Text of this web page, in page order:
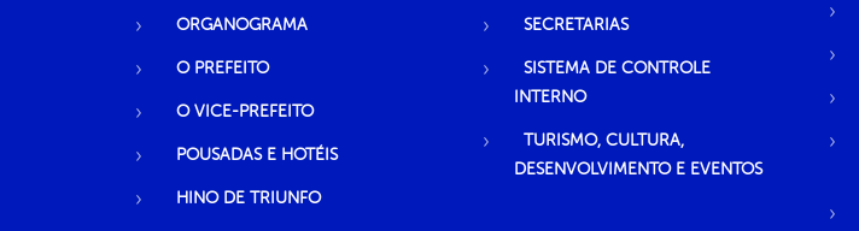
ORGANOGRAMA
O PREFEITO
O VICE-PREFEITO
POUSADAS E HOTÉIS
HINO DE TRIUNFO
SECRETARIAS
SISTEMA DE CONTROLE
INTERNO
TURISMO, CULTURA,
DESENVOLVIMENTO E EVENTOS